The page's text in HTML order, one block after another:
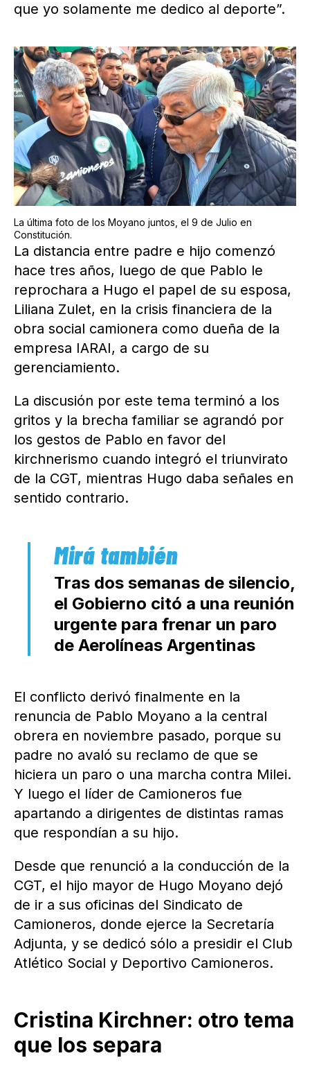
que yo solamente me dedico al deporte”.
La última foto de los Moyano juntos, el 9 de Julio en
Constitución.
La distancia entre padre e hijo comenzó
hace tres años, luego de que Pablo le
reprochara a Hugo el papel de su esposa,
Liliana Zulet, en la crisis financiera de la
obra social camionera como dueña de la
empresa IARAI, a cargo de su
gerenciamiento.
La discusión por este tema terminó a los
gritos y la brecha familiar se agrandó por
los gestos de Pablo en favor del
kirchnerismo cuando integró el triunvirato
de la CGT, mientras Hugo daba señales en
sentido contrario.
Tras dos semanas de silencio,
el Gobierno citó a una reunión
urgente para frenar un paro
de Aerolíneas Argentinas
El conflicto derivó finalmente en la
renuncia de Pablo Moyano a la central
obrera en noviembre pasado, porque su
padre no avaló su reclamo de que se
hiciera un paro o una marcha contra Milei.
Y luego el líder de Camioneros fue
apartando a dirigentes de distintas ramas
que respondían a su hijo.
Desde que renunció a la conducción de la
CGT, el hijo mayor de Hugo Moyano dejó
de ir a sus oficinas del Sindicato de
Camioneros, donde ejerce la Secretaría
Adjunta, y se dedicó sólo a presidir el Club
Atlético Social y Deportivo Camioneros.
Cristina Kirchner: otro tema
que los separa